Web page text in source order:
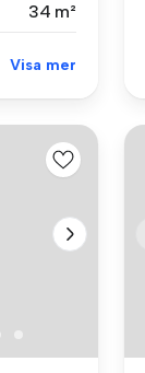
34 m²
Visa mer